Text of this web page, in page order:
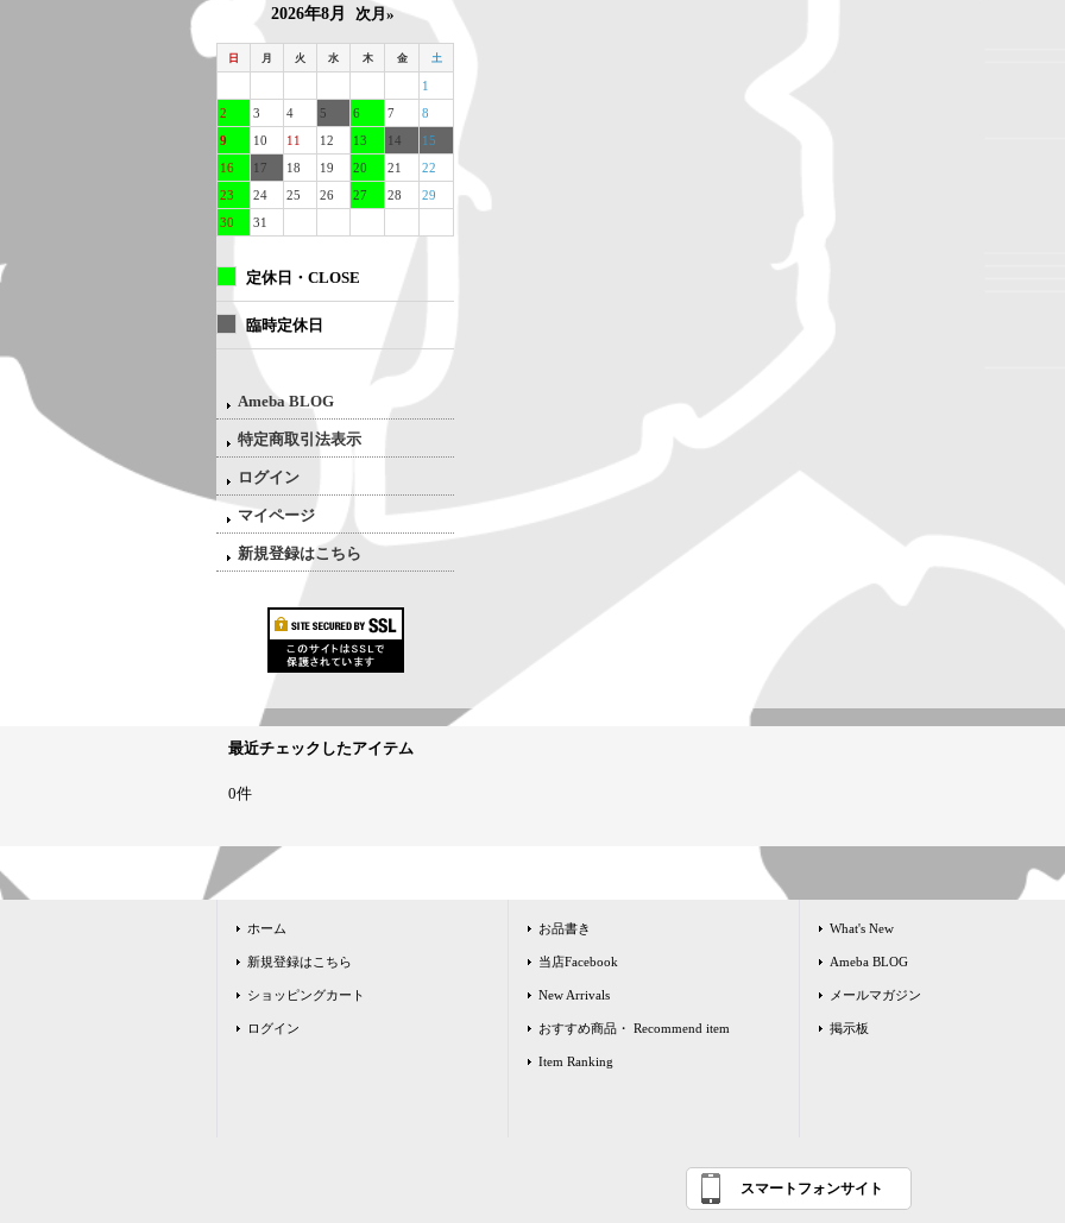
2026年8月 次月»
日 月 火 水 木 金 土
1
2
3 4 5 6 7
8
9
10 11 12 13 14
15
16
17 18 19 20 21
22
23
24 25 26 27 28
29
30
31
定休日・CLOSE
臨時定休日
Ameba BLOG
特定商取引法表示
ログイン
マイページ
新規登録はこちら
最近チェックしたアイテム
0件
ホーム
新規登録はこちら
ショッピングカート
ログイン
お品書き
当店Facebook
New Arrivals
おすすめ商品・ Recommend item
Item Ranking
What's New
Ameba BLOG
メールマガジン
掲示板
スマートフォンサイト